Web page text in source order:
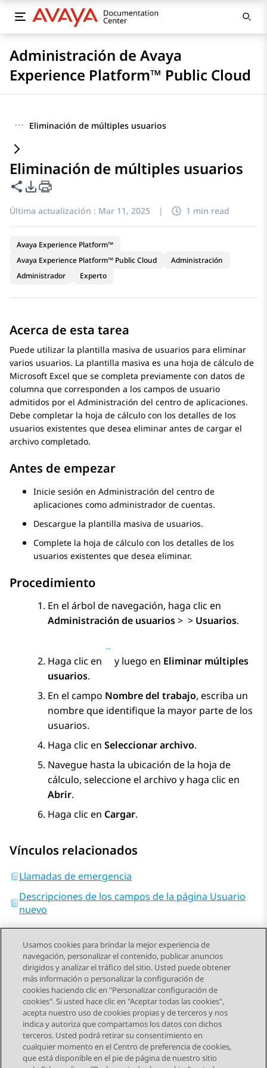
Administración de Avaya
Experience Platform™ Public Cloud
··· Eliminación de múltiples usuarios
Eliminación de múltiples usuarios
Compartir esta página
Opciones de exportación de PDF
Última actualización : Mar 11, 2025 | 1 min read
Avaya Experience Platform™
Avaya Experience Platform™ Public Cloud
Administración
Administrador
Experto
Acerca de esta tarea
Puede utilizar la plantilla masiva de usuarios para eliminar
varios usuarios. La plantilla masiva es una hoja de cálculo de
Microsoft Excel que se completa previamente con datos de
columna que corresponden a los campos de usuario
admitidos por el Administración del centro de aplicaciones.
Debe completar la hoja de cálculo con los detalles de los
usuarios existentes que desea eliminar antes de cargar el
archivo completado.
Antes de empezar
Inicie sesión en Administración del centro de
aplicaciones como administrador de cuentas.
Descargue la plantilla masiva de usuarios.
Complete la hoja de cálculo con los detalles de los
usuarios existentes que desea eliminar.
Procedimiento
En el árbol de navegación, haga clic en
Administración de usuarios> > Usuarios.
Haga clic en y luego en Eliminar múltiples
usuarios.
En el campo Nombre del trabajo, escriba un
nombre que identifique la mayor parte de los
usuarios.
Haga clic en Seleccionar archivo.
Navegue hasta la ubicación de la hoja de
cálculo, seleccione el archivo y haga clic en
Abrir.
Haga clic en Cargar.
Vínculos relacionados
Llamadas de emergencia
Descripciones de los campos de la página Usuario
nuevo
Send Feedback
Navegación de tema
Tema anterior Tema siguiente
Usamos cookies para brindar la mejor experiencia de
navegación, personalizar el contenido, publicar anuncios
dirigidos y analizar el tráfico del sitio. Usted puede obtener
más información o personalizar la configuración de
cookies haciendo clic en "Personalizar configuración de
cookies". Si usted hace clic en "Aceptar todas las cookies",
acepta nuestro uso de cookies propias y de terceros y nos
indica y autoriza que compartamos los datos con dichos
terceros. Usted podrá retirar su consentimiento en
cualquier momento en el Centro de preferencia de cookies,
que está disponible en el pie de página de nuestro sitio